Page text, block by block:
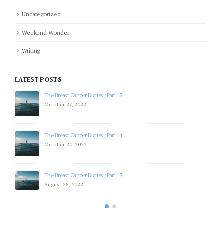
Uncategorized
Weekend Wonder
Writing
LATEST POSTS
The Breast Cancer Diaries | Part 12
July 19, 2022
July 5, 2022
April 28, 2022